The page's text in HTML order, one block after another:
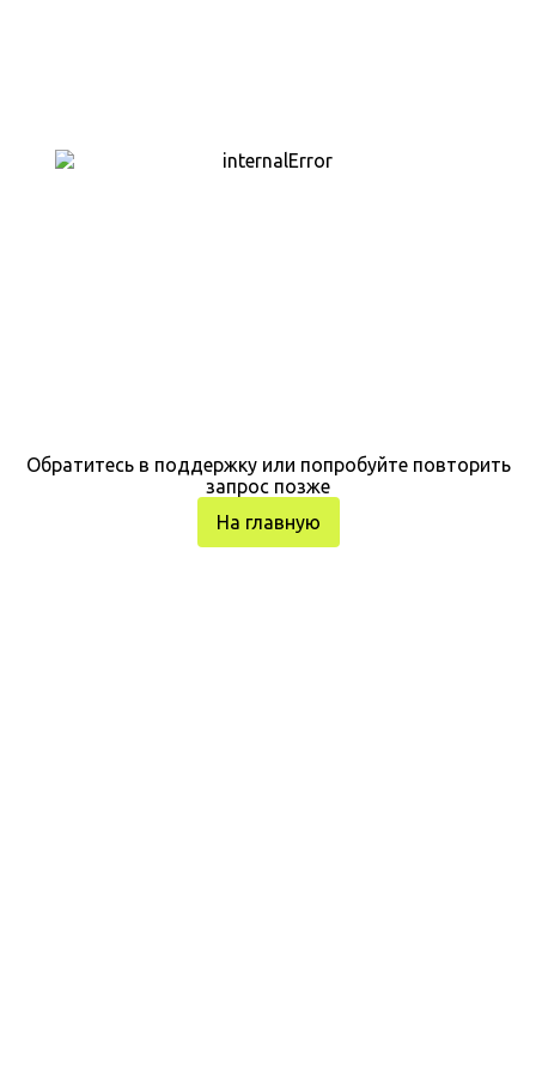
Обратитесь в поддержку или попробуйте повторить
запрос позже
На главную